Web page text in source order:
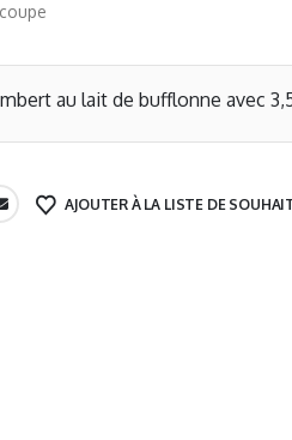
au lait de bufflonne avec
AJOUTER À LA LISTE DE